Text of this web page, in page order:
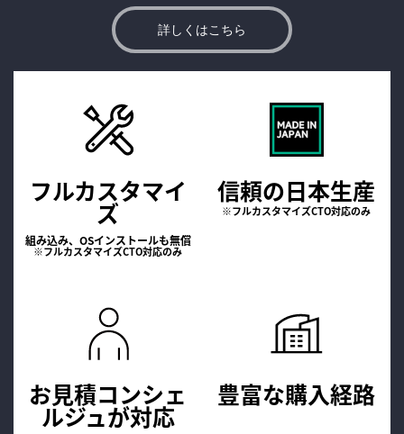
詳しくはこちら
フルカスタマイ
ズ
組み込み、OSインストールも無償
※フルカスタマイズCTO対応のみ
信頼の日本生産
※フルカスタマイズCTO対応のみ
お見積コンシェ
ルジュが対応
豊富な購入経路